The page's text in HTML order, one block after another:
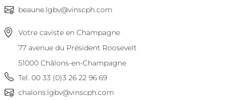
beaune.lgbv@vinscph.com
Votre caviste en Champagne
77 avenue du Président Roosevelt
51000 Châlons-en-Champagne
Tel. 00 33 (0)3 26 22 96 69
chalons.lgbv@vinscph.com